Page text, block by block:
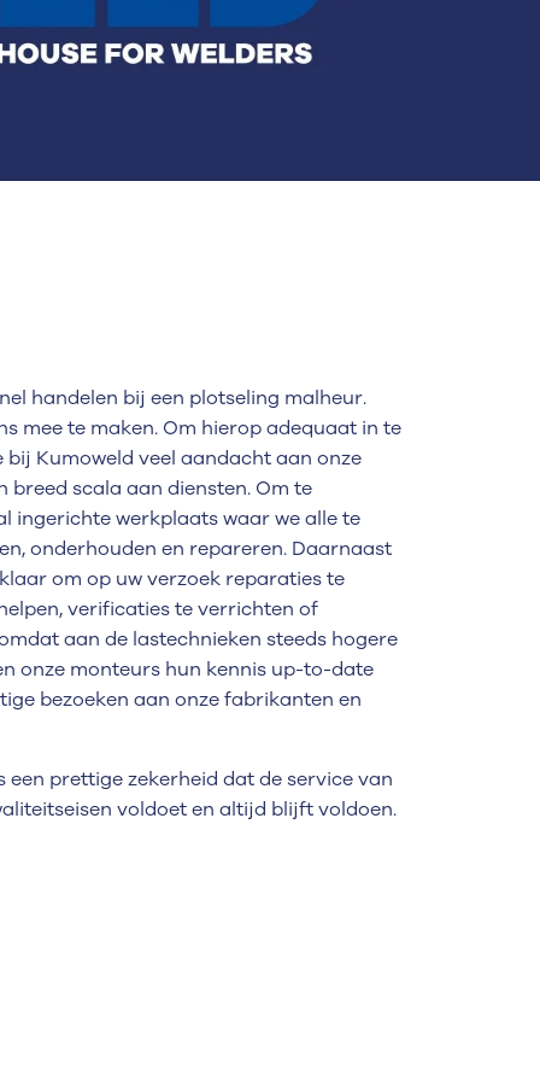
handelen bij een plotseling malheur.
mee te maken. Om hierop adequaat in te
bij Kumoweld veel aandacht aan onze
breed scala aan diensten. Om te
ingerichte werkplaats waar we alle te
onderhouden en repareren. Daarnaast
om op uw verzoek reparaties te
verificaties te verrichten of
aan de lastechnieken steeds hogere
onze monteurs hun kennis up-to-date
bezoeken aan onze fabrikanten en
prettige zekerheid dat de service van
voldoet en altijd blijft voldoen.